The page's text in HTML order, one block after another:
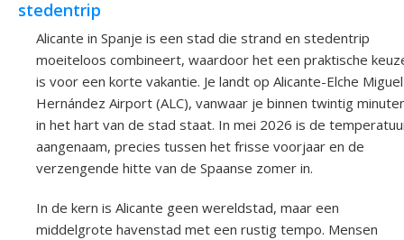
stedentrip
Alicante in Spanje is een stad die strand en stedentrip
moeiteloos combineert, waardoor het een praktische
is voor een korte vakantie. Je landt op Alicante-Elche Miguel
Hernández Airport (ALC), vanwaar je binnen twintig
in het hart van de stad staat. In mei 2026 is de
aangenaam, precies tussen het frisse voorjaar en de
verzengende hitte van de Spaanse zomer in.
In de kern is Alicante geen wereldstad, maar een
middelgrote havenstad met een rustig tempo. Mensen